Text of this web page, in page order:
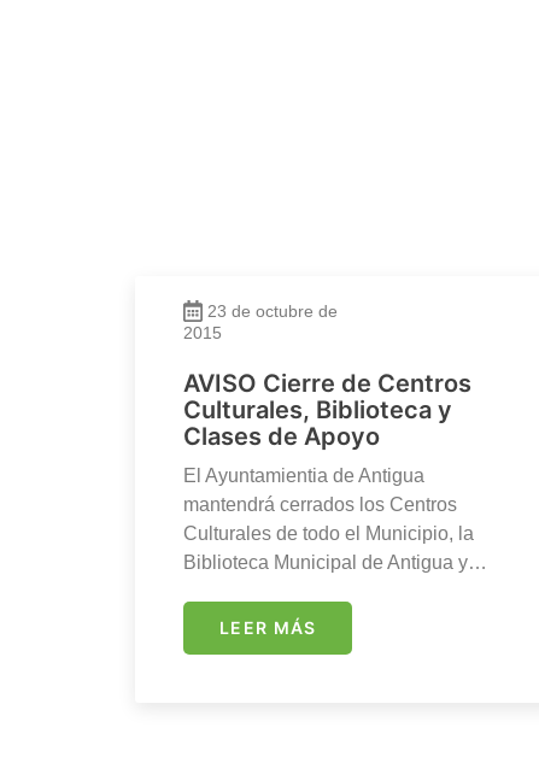
23 de octubre de
2015
AVISO Cierre de Centros
Culturales, Biblioteca y
Clases de Apoyo
El Ayuntamientia de Antigua
mantendrá cerrados los Centros
Culturales de todo el Municipio, la
Biblioteca Municipal de Antigua y…
LEER MÁS